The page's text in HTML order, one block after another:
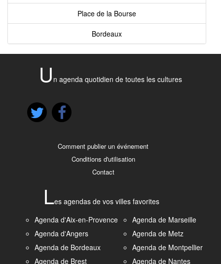
Place de la Bourse
Bordeaux
U n agenda quotidien de toutes les cultures
Comment publier un événement
Conditions d'utilisation
Contact
Les agendas de vos villes favorites
Agenda d'Aix-en-Provence
Agenda d'Angers
Agenda de Bordeaux
Agenda de Brest
Agenda de Marseille
Agenda de Metz
Agenda de Montpellier
Agenda de Nantes